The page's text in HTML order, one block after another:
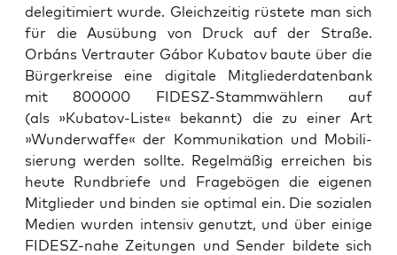
dele­gi­ti­miert wur­de. Gleich­zei­tig rüs­te­te man sich
für die Aus­übung von Druck auf der Stra­ße.
Orbáns Ver­trau­ter Gábor Kuba­tov bau­te über die
Bür­ger­krei­se eine digi­ta­le Mit­glie­der­da­ten­bank
mit 800000 FIDESZ-Stamm­wäh­lern auf
(als »Kuba­tov-Lis­te« bekannt) die zu einer Art
»Wun­der­waf­fe« der Kom­mu­ni­ka­ti­on und Mobi­li­
sie­rung wer­den soll­te. Regel­mä­ßig errei­chen bis
heu­te Rund­brie­fe und Fra­ge­bö­gen die eige­nen
Mit­glie­der und bin­den sie opti­mal ein. Die sozia­len
Medi­en wur­den inten­siv genutzt, und über eini­ge
FIDESZ-nahe Zei­tun­gen und Sen­der bil­de­te sich